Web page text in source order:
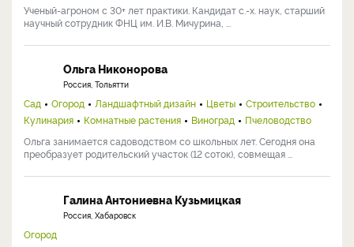
Ученый-агроном с 30+ лет практики. Кандидат с.-х. наук, старший
научный сотрудник ФНЦ им. И.В. Мичурина, ...
Ольга Никонорова
Россия, Тольятти
Сад Огород Ландшафтный дизайн Цветы
Строительство
Кулинария
Комнатные растения Виноград
Пчеловодство
Ольга занимается садоводством со школьных лет. Сегодня она
преобразует родительский участок (12 соток), совмещая ...
Галина Антониевна Кузьмицкая
Россия, Хабаровск
Огород